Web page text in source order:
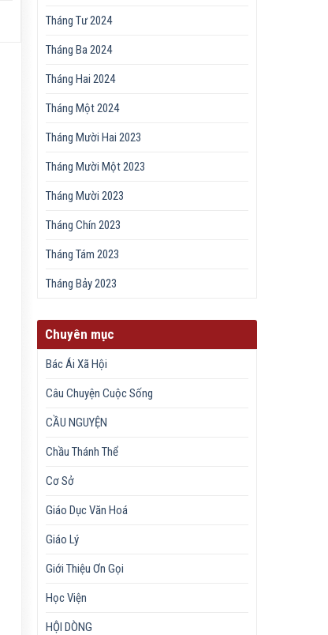
Tháng Tư 2024
Tháng Ba 2024
Tháng Hai 2024
Tháng Một 2024
Tháng Mười Hai 2023
Tháng Mười Một 2023
Tháng Mười 2023
Tháng Chín 2023
Tháng Tám 2023
Tháng Bảy 2023
Chuyên mục
Bác Ái Xã Hội
Câu Chuyện Cuộc Sống
CẦU NGUYỆN
Chầu Thánh Thể
Cơ Sở
Giáo Dục Văn Hoá
Giáo Lý
Giới Thiệu Ơn Gọi
Học Viện
HỘI DÒNG